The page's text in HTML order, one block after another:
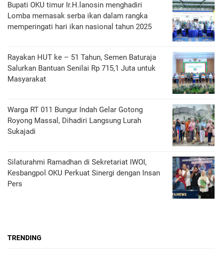
Bupati OKU timur Ir.H.lanosin menghadiri
Lomba memasak serba ikan dalam rangka
memperingati hari ikan nasional tahun 2025
Rayakan HUT ke – 51 Tahun, Semen Baturaja
Salurkan Bantuan Senilai Rp 715,1 Juta untuk
Masyarakat
Warga RT 011 Bungur Indah Gelar Gotong
Royong Massal, Dihadiri Langsung Lurah
Sukajadi
Silaturahmi Ramadhan di Sekretariat IWOI,
Kesbangpol OKU Perkuat Sinergi dengan Insan
Pers
TRENDING